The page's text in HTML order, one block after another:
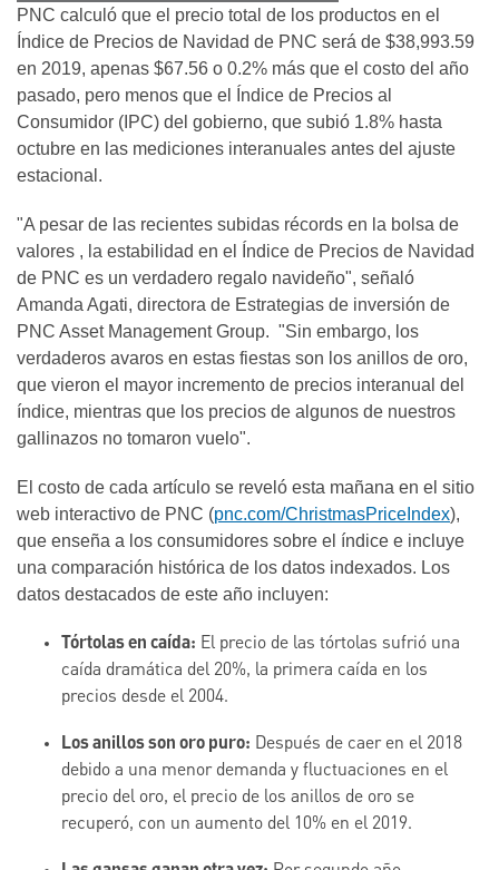
PNC calculó que el precio total de los productos en el
Índice de Precios de Navidad de PNC será de $38,993.59
en 2019, apenas $67.56 o 0.2% más que el costo del año
pasado, pero menos que el Índice de Precios al
Consumidor (IPC) del gobierno, que subió 1.8% hasta
octubre en las mediciones interanuales antes del ajuste
estacional.
"A pesar de las recientes subidas récords en la bolsa de
valores , la estabilidad en el Índice de Precios de Navidad
de PNC es un verdadero regalo navideño", señaló
Amanda Agati, directora de Estrategias de inversión de
PNC Asset Management Group. "Sin embargo, los
verdaderos avaros en estas fiestas son los anillos de oro,
que vieron el mayor incremento de precios interanual del
índice, mientras que los precios de algunos de nuestros
gallinazos no tomaron vuelo".
El costo de cada artículo se reveló esta mañana en el sitio
web interactivo de PNC (pnc.com/ChristmasPriceIndex),
que enseña a los consumidores sobre el índice e incluye
una comparación histórica de los datos indexados. Los
datos destacados de este año incluyen:
Tórtolas en caída: El precio de las tórtolas sufrió una
caída dramática del 20%, la primera caída en los
precios desde el 2004.
Los anillos son oro puro: Después de caer en el 2018
debido a una menor demanda y fluctuaciones en el
precio del oro, el precio de los anillos de oro se
recuperó, con un aumento del 10% en el 2019.